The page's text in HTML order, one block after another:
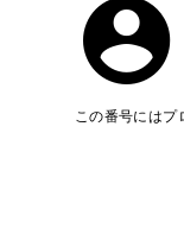
この番号にはプ